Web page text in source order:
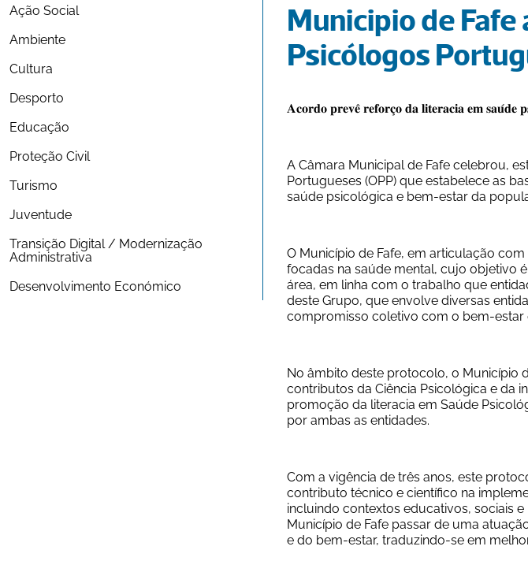
Ação Social
Ambiente
Cultura
Desporto
Educação
Proteção Civil
Turismo
Juventude
Transição Digital / Modernização
Administrativa
Desenvolvimento Económico
Municipio de Fafe
Psicólogos
𝐀𝐜𝐨𝐫𝐝𝐨 𝐩𝐫𝐞𝐯𝐞̂ 𝐫𝐞𝐟𝐨𝐫𝐜̧𝐨 𝐝𝐚 𝐥𝐢𝐭𝐞𝐫𝐚𝐜𝐢𝐚 𝐞𝐦 𝐬𝐚𝐮́𝐝𝐞
A Câmara Municipal de Fafe celebrou,
Portugueses (OPP) que estabelece as
saúde psicológica e bem-estar da
O Município de Fafe, em articulação
focadas na saúde mental, cujo objetivo
área, em linha com o trabalho que
deste Grupo, que envolve diversas
compromisso coletivo com o bem-estar
No âmbito deste protocolo, o Município
contributos da Ciência Psicológica e da
promoção da literacia em Saúde
por ambas as entidades.
Com a vigência de três anos, este
contributo técnico e científico na
incluindo contextos educativos, sociais
Município de Fafe passar de uma
e do bem-estar, traduzindo-se em